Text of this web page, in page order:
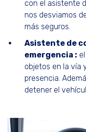
con el asistente
nos desviamos
más seguros.
Asistente de
emergencia :
objetos en la vía
presencia.
detener el